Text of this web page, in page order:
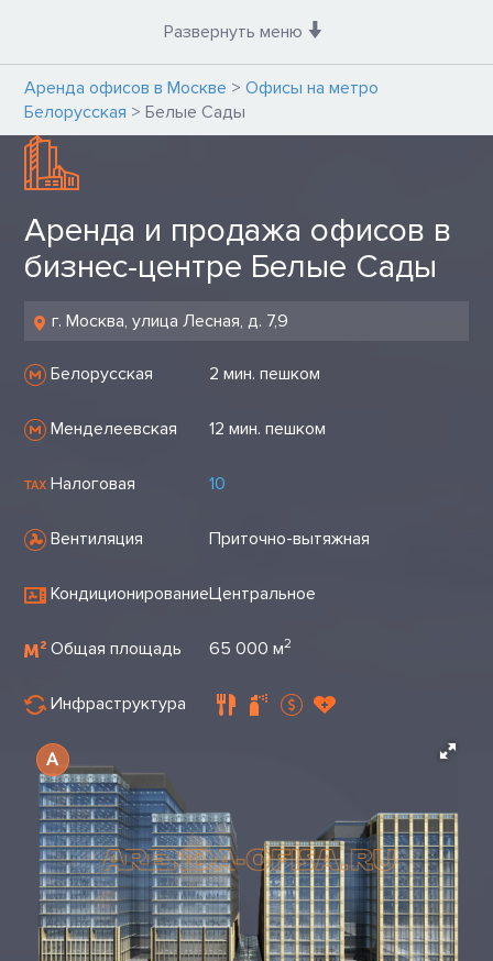
Развернуть меню
Аренда офисов в Москве > Офисы на метро
Белорусская > Белые Сады
Аренда и продажа офисов в
бизнес-центре Белые Сады
г. Москва, улица Лесная, д. 7,9
Белорусская 2 мин. пешком
Менделеевская 12 мин. пешком
Налоговая 10
Вентиляция Приточно-вытяжная
КондиционированиеЦентральное
Общая площадь 65 000 м2
Инфраструктура
A